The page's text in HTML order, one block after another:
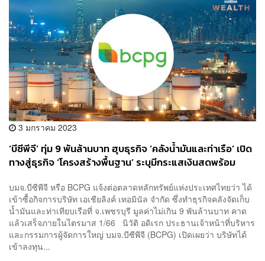
3 มกราคม 2023
‘บีซีพีจี’ ทุ่ม 9 พันล้านบาท ฮุบธุรกิจ ‘คลังน้ำมันและท่าเรือ’ เปิด
ทางสู่ธุรกิจ ‘โครงสร้างพื้นฐาน’ ระบุมีกระแสเงินสดพร้อม
บมจ.บีซีพีจี หรือ BCPG แจ้งต่อตลาดหลักทรัพย์แห่งประเทศไทยว่า ได้
เข้าซื้อกิจการบริษัท เอเชียลิงค์ เทอมินัล จำกัด ซึ่งทำธุรกิจคลังจัดเก็บ
น้ำมันและท่าเทียบเรือที่ จ.เพชรบุรี มูลค่าไม่เกิน 9 พันล้านบาท คาด
แล้วเสร็จภายในไตรมาส 1/66 นิวัติ อดิเรก ประธานเจ้าหน้าที่บริหาร
และกรรมการผู้จัดการใหญ่ บมจ.บีซีพีจี (BCPG) เปิดเผยว่า บริษัทได้
เข้าลงทุน...